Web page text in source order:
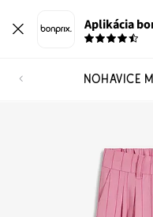
Aplikácia
NOHAVICE